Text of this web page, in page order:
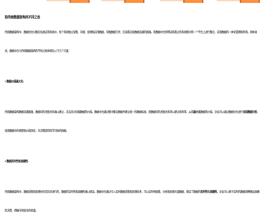
和传统数据架构的不同之处
传统数据架构中，数据往往分散在各类应用系统中，每个系统独立采集、存储、处理和应用数据，导致数据冗余、信息孤岛和数据流通的困难。而数据中台则将这些孤立的系统集中到一个平台上进行整合，实现数据的一体化管理和利用。具体来
说，数据中台与传统数据架构的不同之处体现在以下几个方面：
1.数据价值最大化:
传统数据架构数据流通困难，数据间的关联关系难以建立，无法充分挖掘数据的价值。数据中台通过集中整合数据并建立统一的数据标准，使数据间的关联关系得以建立和利用，从而 最大化数据的价值。企业可以通过数据中台进行 全局数据分析，
发现数据中的规律和价值洞见，为决策提供科学可依的依据。
2.数据实时性和准确性:
传统数据架构中，数据采集和处理往往是异步进行的，数据的实时性和准确性难以保证。数据中台通过引入实时数据采集和处理技术，可以实时地收集、分析和处理大量数据，保证了数据的 实时性 和 准确性 。企业可以基于实时的数据洞察做出准确
的决策，把握市场变化的机遇。